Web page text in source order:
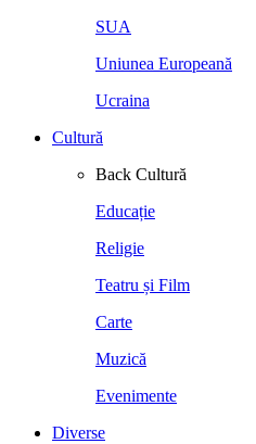
SUA
Uniunea Europeană
Ucraina
Cultură
Back Cultură
Educație
Religie
Teatru și Film
Carte
Muzică
Evenimente
Diverse